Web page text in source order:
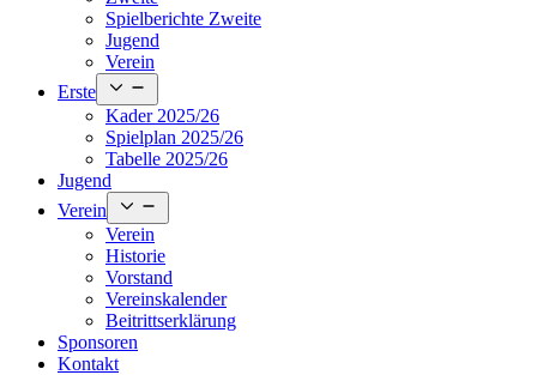
Spielberichte Zweite
Jugend
Verein
Erste
menu
Kader 2025/26
Spielplan 2025/26
Tabelle 2025/26
Jugend
Verein
menu
Verein
Historie
Vorstand
Vereinskalender
Beitrittserklärung
Sponsoren
Kontakt